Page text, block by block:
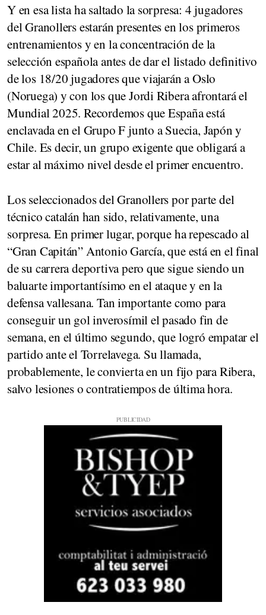
Y en esa lista ha saltado la sorpresa: 4 jugadores
del Granollers estarán presentes en los primeros
entrenamientos y en la concentración de la
selección española antes de dar el listado definitivo
de los 18/20 jugadores que viajarán a Oslo
(Noruega) y con los que Jordi Ribera afrontará el
Mundial 2025. Recordemos que España está
enclavada en el Grupo F junto a Suecia, Japón y
Chile. Es decir, un grupo exigente que obligará a
estar al máximo nivel desde el primer encuentro.
Los seleccionados del Granollers por parte del
técnico catalán han sido, relativamente, una
sorpresa. En primer lugar, porque ha repescado al
“Gran Capitán” Antonio García, que está en el final
de su carrera deportiva pero que sigue siendo un
baluarte importantísimo en el ataque y en la
defensa vallesana. Tan importante como para
conseguir un gol inverosímil el pasado fin de
semana, en el último segundo, que logró empatar el
partido ante el Torrelavega. Su llamada,
probablemente, le convierta en un fijo para Ribera,
salvo lesiones o contratiempos de última hora.